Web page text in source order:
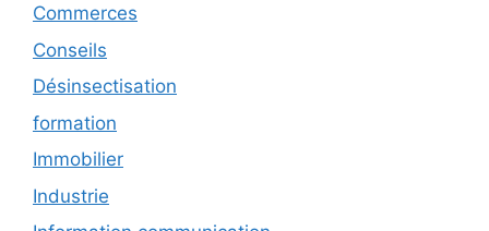
Commerces
Conseils
Désinsectisation
formation
Immobilier
Industrie